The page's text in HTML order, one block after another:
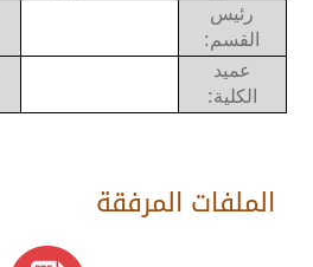
رئيس
القسم:
عميد
الكلية:
الملفات المرفقة